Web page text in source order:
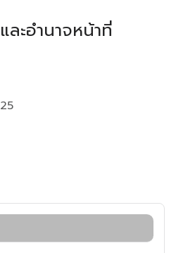
ละอำนาจหน้าที่
ลผู้บริหาร